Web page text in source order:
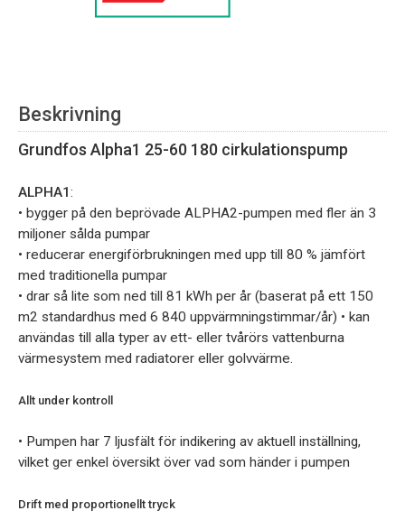
Beskrivning
Grundfos Alpha1 25-60 180 cirkulationspump
ALPHA1:
• bygger på den beprövade ALPHA2-pumpen med fler än 3
miljoner sålda pumpar
• reducerar energiförbrukningen med upp till 80 % jämfört
med traditionella pumpar
• drar så lite som ned till 81 kWh per år (baserat på ett 150
m2 standardhus med 6 840 uppvärmningstimmar/år) • kan
användas till alla typer av ett- eller tvårörs vattenburna
värmesystem med radiatorer eller golvvärme.
Allt under kontroll
• Pumpen har 7 ljusfält för indikering av aktuell inställning,
vilket ger enkel översikt över vad som händer i pumpen
Drift med proportionellt tryck